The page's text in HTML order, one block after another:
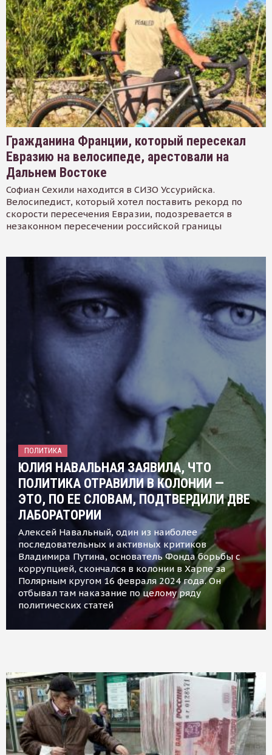
Гражданина Франции, который пересекал
Евразию на велосипеде, арестовали на
Дальнем Востоке
Софиан Сехили находится в СИЗО Уссурийска.
Велосипедист, который хотел поставить рекорд по
скорости пересечения Евразии, подозревается в
незаконном пересечении российской границы
ПОЛИТИКА
ЮЛИЯ НАВАЛЬНАЯ ЗАЯВИЛА, ЧТО
ПОЛИТИКА ОТРАВИЛИ В КОЛОНИИ —
ЭТО, ПО ЕЕ СЛОВАМ, ПОДТВЕРДИЛИ ДВЕ
ЛАБОРАТОРИИ
Алексей Навальный, один из наиболее
последовательных и активных критиков
Владимира Путина, основатель Фонда борьбы с
коррупцией, скончался в колонии в Харпе за
Полярным кругом 16 февраля 2024 года. Он
отбывал там наказание по целому ряду
политических статей